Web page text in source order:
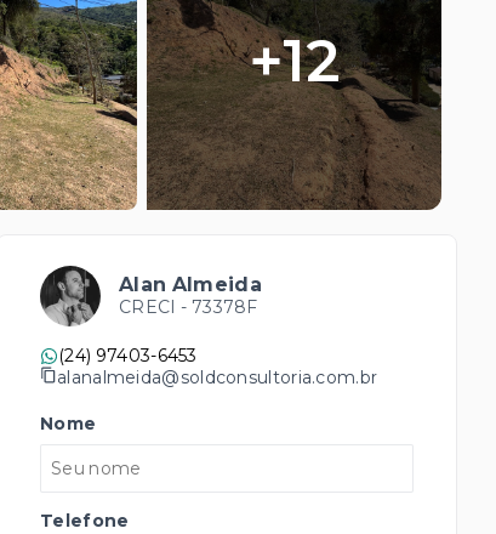
+12
Alan Almeida
CRECI - 73378F
(24) 97403-6453
alanalmeida@soldconsultoria.com.br
Nome
Telefone